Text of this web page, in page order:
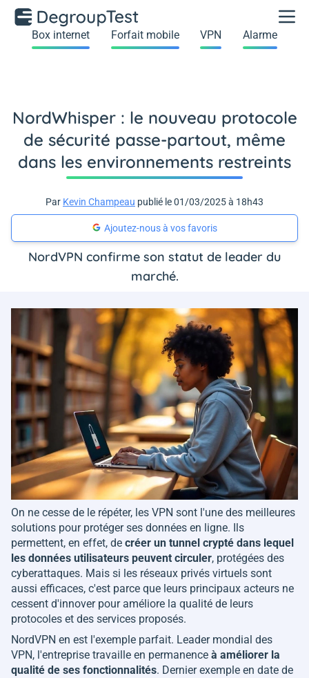
Box internet Forfait mobile VPN Alarme
NordWhisper : le nouveau protocole
de sécurité passe-partout, même
dans les environnements restreints
Par Kevin Champeau publié le 01/03/2025 à 18h43
Ajoutez-nous à vos favoris
NordVPN confirme son statut de leader du
marché.
On ne cesse de le répéter, les VPN sont l'une des meilleures
solutions pour protéger ses données en ligne. Ils
permettent, en effet, de créer un tunnel crypté dans lequel
les données utilisateurs peuvent circuler, protégées des
cyberattaques. Mais si les réseaux privés virtuels sont
aussi efficaces, c'est parce que leurs principaux acteurs ne
cessent d'innover pour améliore la qualité de leurs
protocoles et des services proposés.
NordVPN en est l'exemple parfait. Leader mondial des
VPN, l'entreprise travaille en permanence à améliorer la
qualité de ses fonctionnalités. Dernier exemple en date de